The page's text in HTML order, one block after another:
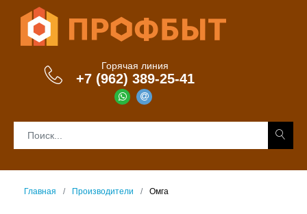
Горячая линия
+7 (962) 389-25-41
Главная Производители Омга